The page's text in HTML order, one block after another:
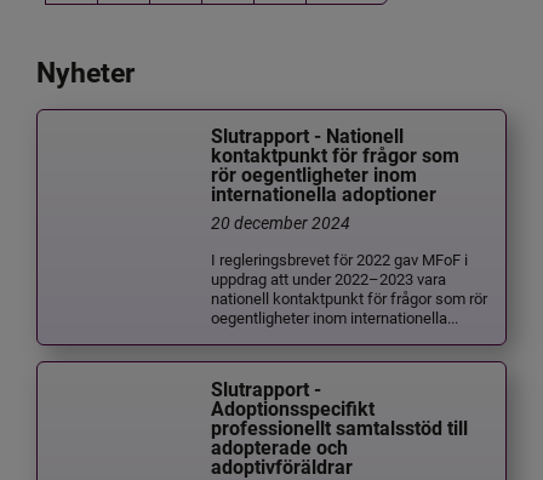
Nyheter
Slutrapport - Nationell
kontaktpunkt för frågor som
rör oegentligheter inom
internationella adoptioner
20 december 2024
I regleringsbrevet för 2022 gav MFoF i
uppdrag att under 2022–2023 vara
nationell kontaktpunkt för frågor som rör
oegentligheter inom internationella...
Slutrapport -
Adoptionsspecifikt
professionellt samtalsstöd till
adopterade och
adoptivföräldrar